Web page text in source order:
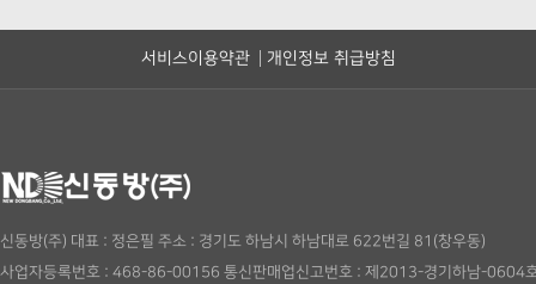
서비스이용약관 개인정보 취급방침
신동방(주) 대표 : 정은필 주소 : 경기도 하남시 하남대로 622번길 81(창우동)
사업자등록번호 : 468-86-00156 통신판매업신고번호 : 제2013-경기하남-0604